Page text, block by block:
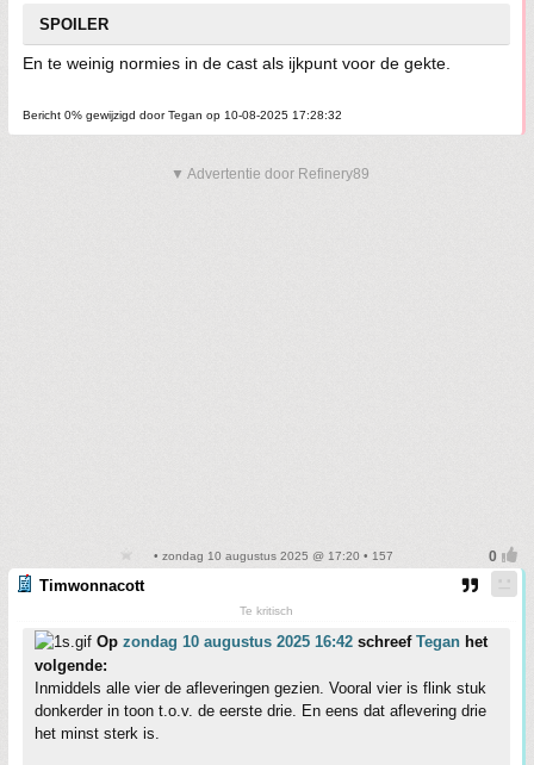
SPOILER
En te weinig normies in de cast als ijkpunt voor de gekte.
Bericht 0% gewijzigd door Tegan op 10-08-2025 17:28:32
▼ Advertentie door Refinery89
• zondag 10 augustus 2025 @ 17:20 • 157
Timwonnacott
Te kritisch
Op zondag 10 augustus 2025 16:42 schreef Tegan het
volgende:
Inmiddels alle vier de afleveringen gezien. Vooral vier is flink stuk
donkerder in toon t.o.v. de eerste drie. En eens dat aflevering drie
het minst sterk is.